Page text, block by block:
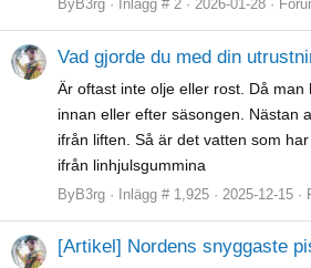
ByB3rg Inlägg # 2 2026-01-28
Vad gjorde du med din
Är oftast inte olje eller rost. Då
innan eller efter säsongen. Nästan
ifrån liften. Så är det vatten som
ifrån linhjulsgummina
ByB3rg Inlägg # 1,925 2025-12-15
[Artikel] Nordens snyggaste